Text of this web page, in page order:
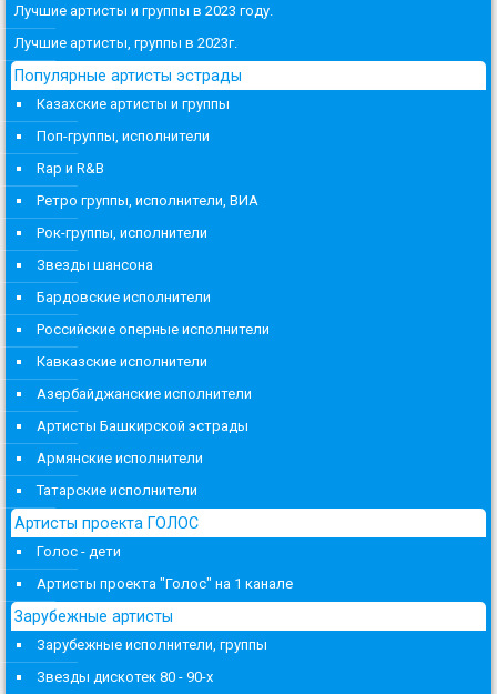
Лучшие артисты и группы в 2023 году.
Лучшие артисты, группы в 2023г.
Популярные артисты эстрады
Казахские артисты и группы
Поп-группы, исполнители
Rap и R&B
Ретро группы, исполнители, ВИА
Рок-группы, исполнители
Звезды шансона
Бардовские исполнители
Российские оперные исполнители
Кавказские исполнители
Азербайджанские исполнители
Артисты Башкирской эстрады
Армянские исполнители
Татарские исполнители
Артисты проекта ГОЛОС
Голос - дети
Артисты проекта "Голос" на 1 канале
Зарубежные артисты
Зарубежные исполнители, группы
Звезды дискотек 80 - 90-х